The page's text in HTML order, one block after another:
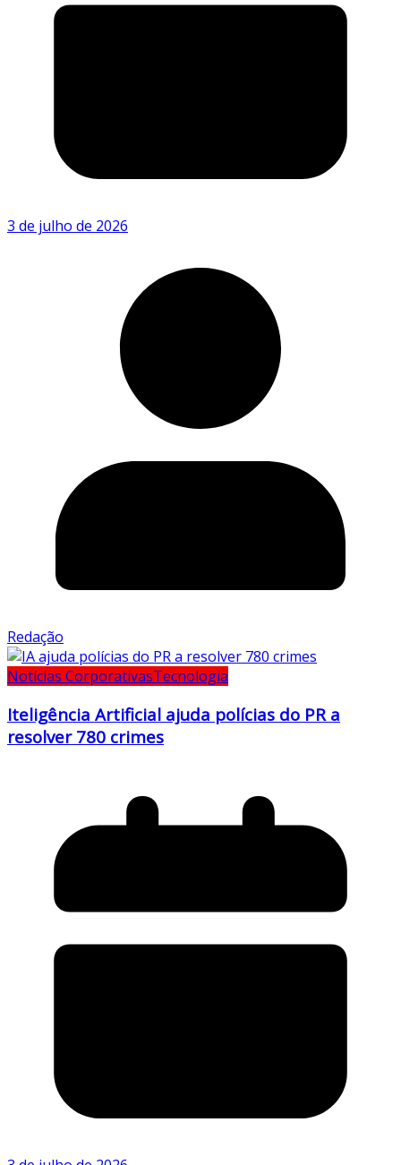
3 de julho de 2026
Redação
Notícias CorporativasTecnologia
Iteligência Artificial ajuda polícias do PR a
resolver 780 crimes